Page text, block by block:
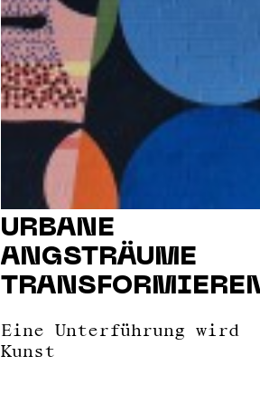
URBANE
ANGSTRÄUME
Eine Unterführung wird
Kunst